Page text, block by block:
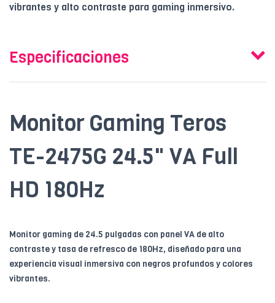
vibrantes y alto contraste para gaming inmersivo.
Especificaciones
Monitor Gaming Teros
TE-2475G 24.5" VA Full
HD 180Hz
Monitor gaming de 24.5 pulgadas con panel VA de alto
contraste y tasa de refresco de 180Hz, diseñado para una
experiencia visual inmersiva con negros profundos y colores
vibrantes.